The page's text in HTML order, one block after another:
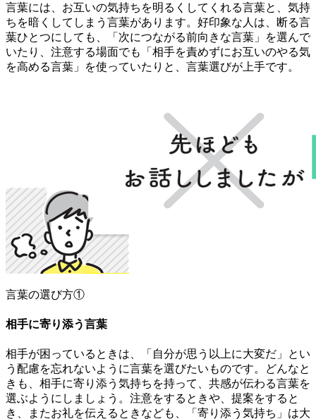
言葉には、お互いの気持ちを明るくしてくれる言葉と、気持
ちを暗くしてしまう言葉があります。好印象な人は、断る言
葉ひとつにしても、「次につながる前向きな言葉」を選んで
いたり、注意する場面でも「相手を責めずにお互いのやる気
を高める言葉」を使っていたりと、言葉選びが上手です。
言葉の選び方①
相手に寄り添う言葉
相手が困っているときは、「自分が思う以上に大変だ」とい
う配慮を忘れないように言葉を選びたいものです。どんなと
きも、相手に寄り添う気持ちを持って、共感が伝わる言葉を
選ぶようにしましょう。注意をするときや、提案をすると
き、またお礼を伝えるときなども、「寄り添う気持ち」は大